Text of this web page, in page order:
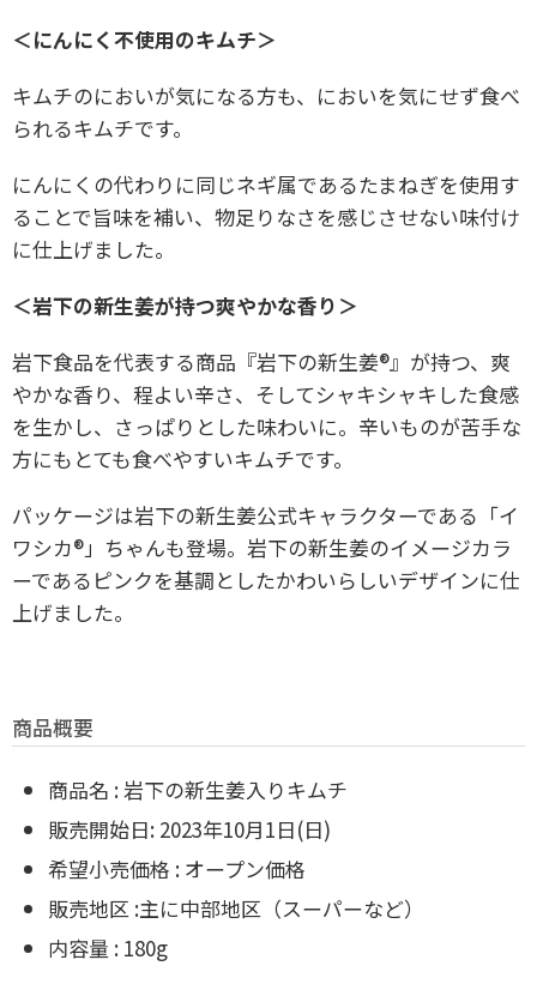
＜にんにく不使用のキムチ＞
キムチのにおいが気になる方も、においを気にせず食べ
られるキムチです。
にんにくの代わりに同じネギ属であるたまねぎを使用す
ることで旨味を補い、物足りなさを感じさせない味付け
に仕上げました。
＜岩下の新生姜が持つ爽やかな香り＞
岩下食品を代表する商品『岩下の新生姜®』が持つ、爽
やかな香り、程よい辛さ、そしてシャキシャキした食感
を生かし、さっぱりとした味わいに。辛いものが苦手な
方にもとても食べやすいキムチです。
パッケージは岩下の新生姜公式キャラクターである「イ
ワシカ®」ちゃんも登場。岩下の新生姜のイメージカラ
ーであるピンクを基調としたかわいらしいデザインに仕
上げました。
商品概要
商品名 : 岩下の新生姜入りキムチ
販売開始日: 2023年10月1日(日)
希望小売価格 : オープン価格
販売地区 :主に中部地区（スーパーなど）
内容量 : 180g